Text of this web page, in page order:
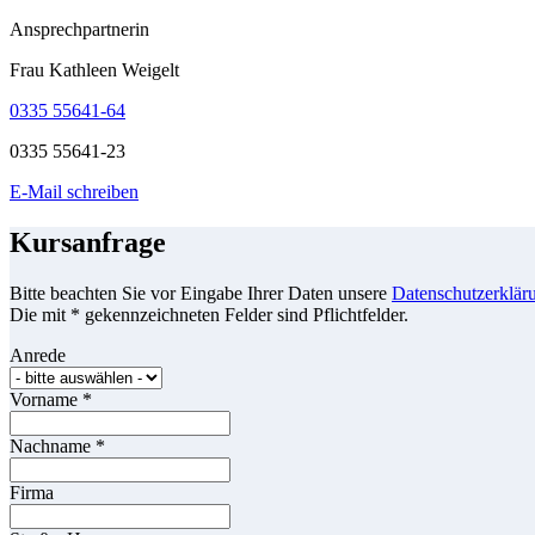
Ansprechpartnerin
Frau Kathleen Weigelt
0335 55641-64
0335 55641-23
E-Mail schreiben
Kursanfrage
Bitte beachten Sie vor Eingabe Ihrer Daten unsere
Die mit * gekennzeichneten Felder sind Pflichtfelder.
Anrede
Vorname *
Nachname *
Firma